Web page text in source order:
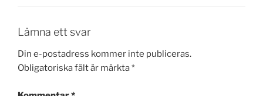
Lämna ett svar
Din e-postadress kommer inte publiceras.
Obligatoriska fält är märkta*